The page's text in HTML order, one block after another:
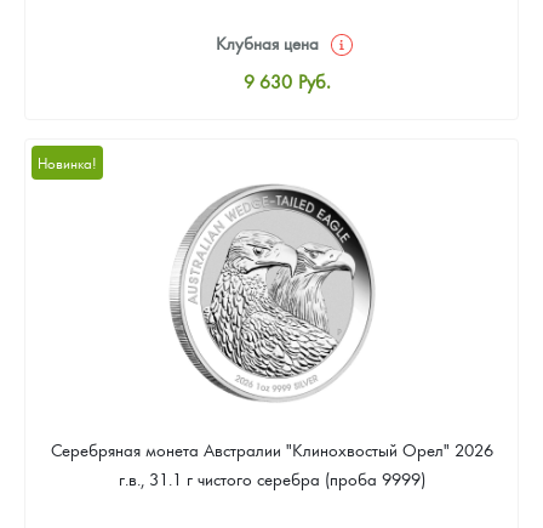
Клубная цена
9 630 Руб.
Цена выкупа
Звоните
Новинка!
Серебряная монета Австралии "Клинохвостый Орел" 2026
г.в., 31.1 г чистого серебра (проба 9999)